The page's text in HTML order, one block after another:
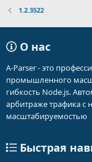
1.2.3522
О нас
A-Parser - это
промышленного
гибкость Node.js.
арбитраже трафика с
масштабируемостью
Быстрая